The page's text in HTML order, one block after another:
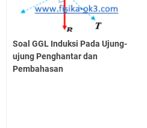
Soal GGL Induksi Pada Ujung-
ujung Penghantar dan
Pembahasan